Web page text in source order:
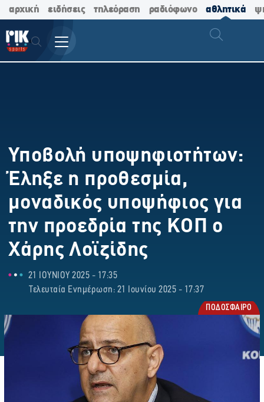
αρχική ειδήσεις τηλεόραση ραδιόφωνο αθλητικά
Υποβολή υποψηφιοτήτων:
Έληξε η προθεσμία,
μοναδικός υποψήφιος για
την προεδρία της ΚΟΠ ο
Χάρης Λοϊζίδης
21 ΙΟΥΝΙΟΥ 2025 - 17:35
Τελευταία Ενημέρωση: 21 Ιουνίου 2025 - 17:37
ΠΟΔΟΣΦΑΙΡΟ